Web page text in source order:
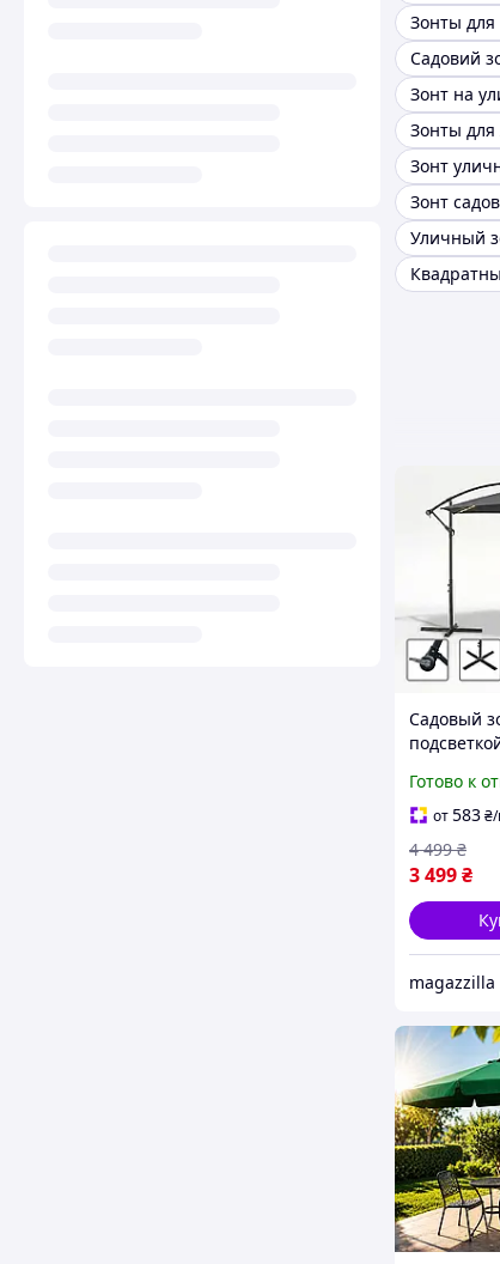
Зонты для
Садовий
Зонт на
Зонты для
Зонт
Зонт
Садовый
зонт с
для
зонт со
Готово к
от583₴
3 499₴
4 499 ₴
magazzilla